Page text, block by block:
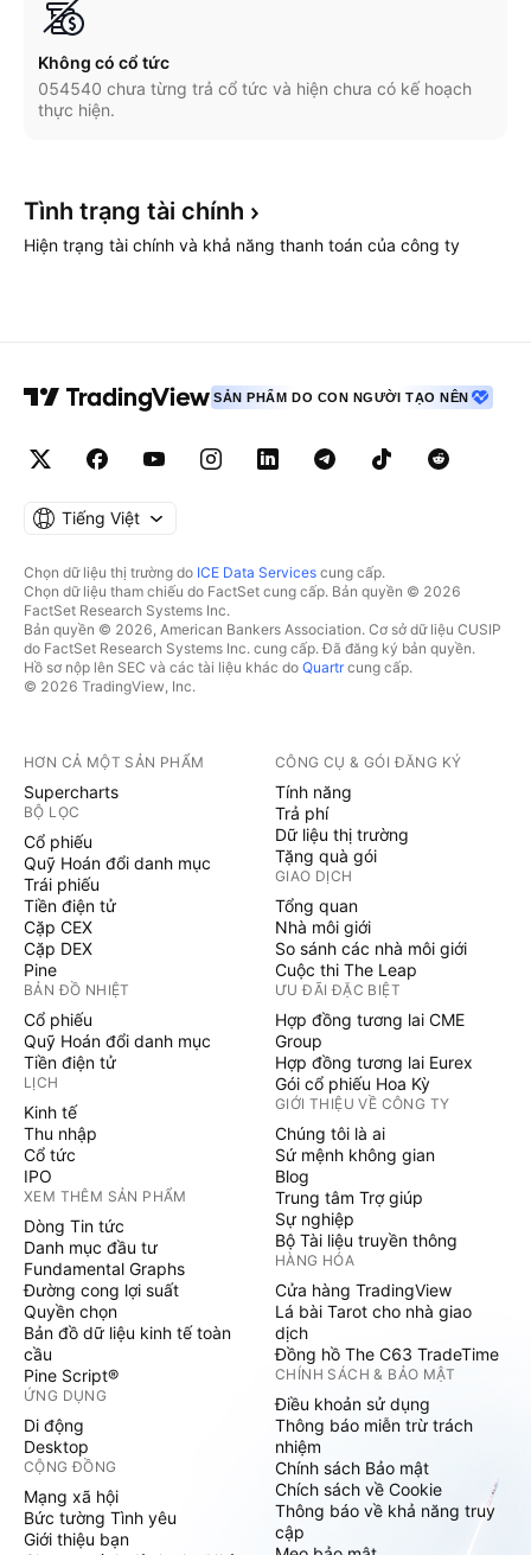
Không có cổ tức
054540 chưa từng trả cổ tức và hiện chưa có kế hoạch
thực hiện.
Tình trạng tài chính
Hiện trạng tài chính và khả năng thanh toán của công ty
SẢN PHẨM DO CON NGƯỜI TẠO NÊN
Tiếng Việt
Chọn dữ liệu thị trường do ICE Data Services cung cấp.
Chọn dữ liệu tham chiếu do FactSet cung cấp. Bản quyền © 2026
FactSet Research Systems Inc.
Bản quyền © 2026, American Bankers Association. Cơ sở dữ liệu CUSIP
do FactSet Research Systems Inc. cung cấp. Đã đăng ký bản quyền.
Hồ sơ nộp lên SEC và các tài liệu khác do Quartrcung cấp.
© 2026 TradingView, Inc.
HƠN CẢ MỘT SẢN PHẨM
Supercharts
BỘ LỌC
Cổ phiếu
Quỹ Hoán đổi danh mục
Trái phiếu
Tiền điện tử
Cặp CEX
Cặp DEX
Pine
BẢN ĐỒ NHIỆT
Cổ phiếu
Quỹ Hoán đổi danh mục
Tiền điện tử
LỊCH
Kinh tế
Thu nhập
Cổ tức
IPO
XEM THÊM SẢN PHẨM
Dòng Tin tức
Danh mục đầu tư
Fundamental Graphs
Đường cong lợi suất
Quyền chọn
Bản đồ dữ liệu kinh tế toàn
cầu
Pine Script®
ỨNG DỤNG
Di động
Desktop
CỘNG ĐỒNG
Mạng xã hội
Bức tường Tình yêu
Giới thiệu bạn
CÔNG CỤ & GÓI ĐĂNG KÝ
Tính năng
Trả phí
Dữ liệu thị trường
Tặng quà gói
GIAO DỊCH
Tổng quan
Nhà môi giới
So sánh các nhà môi giới
Cuộc thi The Leap
ƯU ĐÃI ĐẶC BIỆT
Hợp đồng tương lai CME
Group
Hợp đồng tương lai Eurex
Gói cổ phiếu Hoa Kỳ
GIỚI THIỆU VỀ CÔNG TY
Chúng tôi là ai
Sứ mệnh không gian
Blog
Trung tâm Trợ giúp
Sự nghiệp
Bộ Tài liệu truyền thông
HÀNG HÓA
Cửa hàng TradingView
Lá bài Tarot cho nhà giao
dịch
Đồng hồ The C63 TradeTime
CHÍNH SÁCH & BẢO MẬT
Điều khoản sử dụng
Thông báo miễn trừ trách
nhiệm
Chính sách Bảo mật
Chích sách về Cookie
Thông báo về khả năng truy
cập